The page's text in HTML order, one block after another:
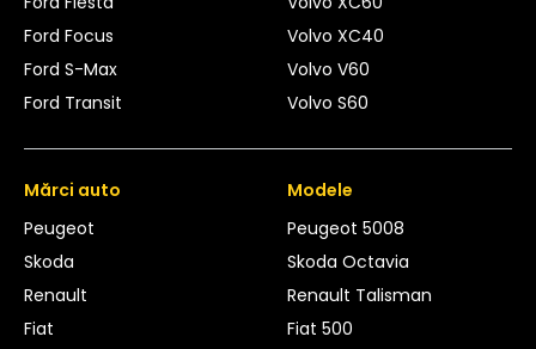
Ford Focus
Ford S-Max
Ford Transit
Volvo XC40
Volvo V60
Volvo S60
Mărci auto
Peugeot
Skoda
Renault
Fiat
Modele
Peugeot 5008
Skoda Octavia
Renault Talisman
Fiat 500